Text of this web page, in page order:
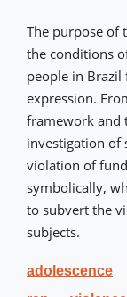
The purpose of
the conditions
people in
expression.
framework and
investigation of
violation of
symbolically,
to subvert the
subjects.
adolescence